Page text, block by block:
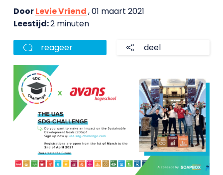
DoorLevie Vriend, 01 maart 2021
Leestijd:2 minuten
reageer deel